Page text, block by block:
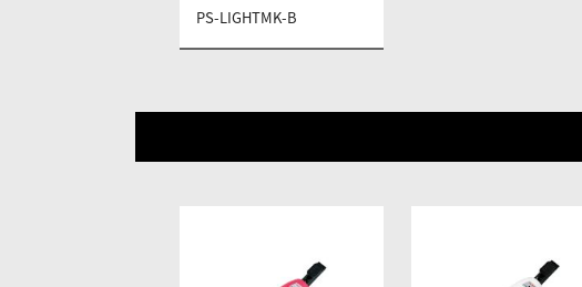
PS-LIGHTMK-B